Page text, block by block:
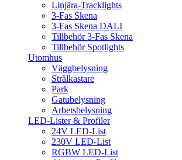
Linjära-Tracklights
3-Fas Skena
3-Fas Skena DALI
Tillbehör 3-Fas Skena
Tillbehör Spotlights
Utomhus
Väggbelysning
Strålkastare
Park
Gatubelysning
Arbetsbelysning
LED-Lister & Profiler
24V LED-List
230V LED-List
RGBW LED-List